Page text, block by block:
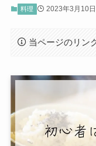
料理 2023年3月10日
当ページのリン